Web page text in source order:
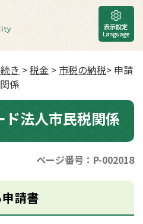
き >税金 > 市税の納税> 申請
係
ド法人市民税関係
ページ番号：P-002018
請書